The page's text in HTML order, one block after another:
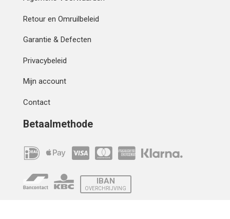
Retour en Omruilbeleid
Garantie & Defecten
Privacybeleid
Mijn account
Contact
Betaalmethode
IBAN
OVERCHRIJVING